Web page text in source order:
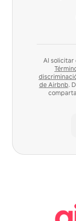
Al solicitar
de Airbnb.